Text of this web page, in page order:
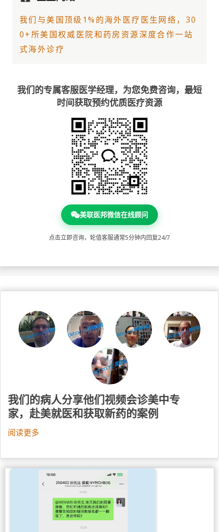
我们与美国顶级1%的海外医疗医生网络，30
0+所美国权威医院和药房资源深度合作一站
式海外诊疗
我们的专属客服医学经理，为您免费咨询，最短
时间获取预约优质医疗资源
美联医邦微信在线顾问
点击立即咨询，轮值客服通常5分钟内回复24/7
我们的病人分享他们视频会诊美中专
家，赴美就医和获取新药的案例
阅读更多